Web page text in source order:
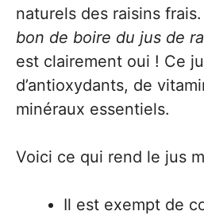
naturels des raisins
bon de boire du jus de
est clairement oui ! Ce
d’antioxydants, de
minéraux essentiels.
Voici ce qui rend le jus
Il est exempt de